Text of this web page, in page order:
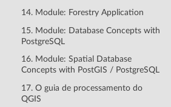
14. Module: Forestry Application
15. Module: Database Concepts with
PostgreSQL
16. Module: Spatial Database
Concepts with PostGIS / PostgreSQL
17. O guia de processamento do
QGIS